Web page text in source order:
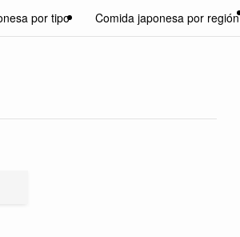
por tipo Comida japonesa por región